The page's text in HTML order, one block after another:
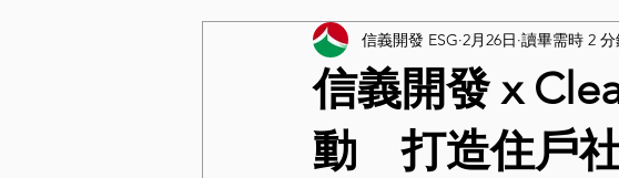
信義開發 x
動 打造住戶
信義開發 ESG 2月26日 讀畢需時 2